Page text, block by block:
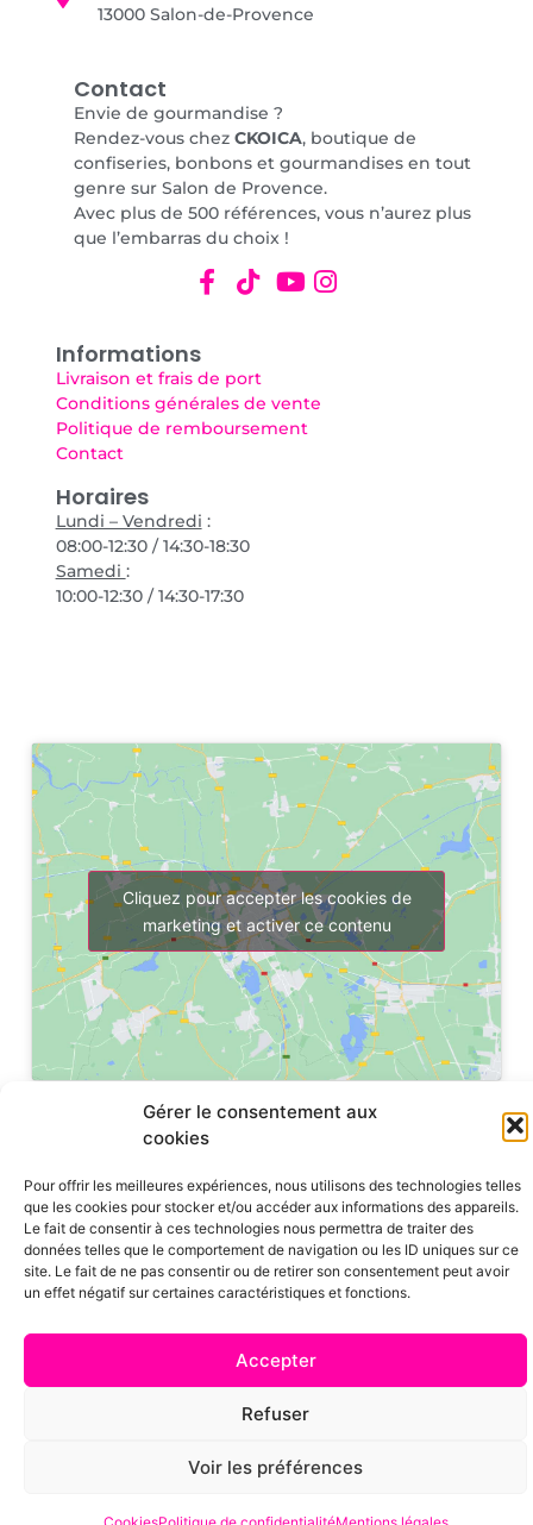
Gérer le consentement aux
cookies
Pour offrir les meilleures expériences, nous utilisons des technologies telles
que les cookies pour stocker et/ou accéder aux informations des appareils.
Le fait de consentir à ces technologies nous permettra de traiter des
données telles que le comportement de navigation ou les ID uniques sur ce
site. Le fait de ne pas consentir ou de retirer son consentement peut avoir
un effet négatif sur certaines caractéristiques et fonctions.
Accepter
Refuser
Voir les préférences
13000 Salon-de-Provence
Contact
Envie de gourmandise ?
Rendez-vous chezCKOICA, boutique de
confiseries, bonbons et gourmandises en tout
genre sur Salon de Provence.
Avec plus de 500 références, vous n’aurez plus
que l’embarras du choix !
Informations
Livraison et frais de port
Conditions générales de vente
Politique de remboursement
Contact
Horaires
Lundi – Vendredi :
08:00-12:30 / 14:30-18:30
Samedi :
10:00-12:30 / 14:30-17:30
Cliquez pour accepter les cookies de
marketing et activer ce contenu
© CKOICA – Tous droits réservés |contactez-nous|mentions légales
Apsara Média